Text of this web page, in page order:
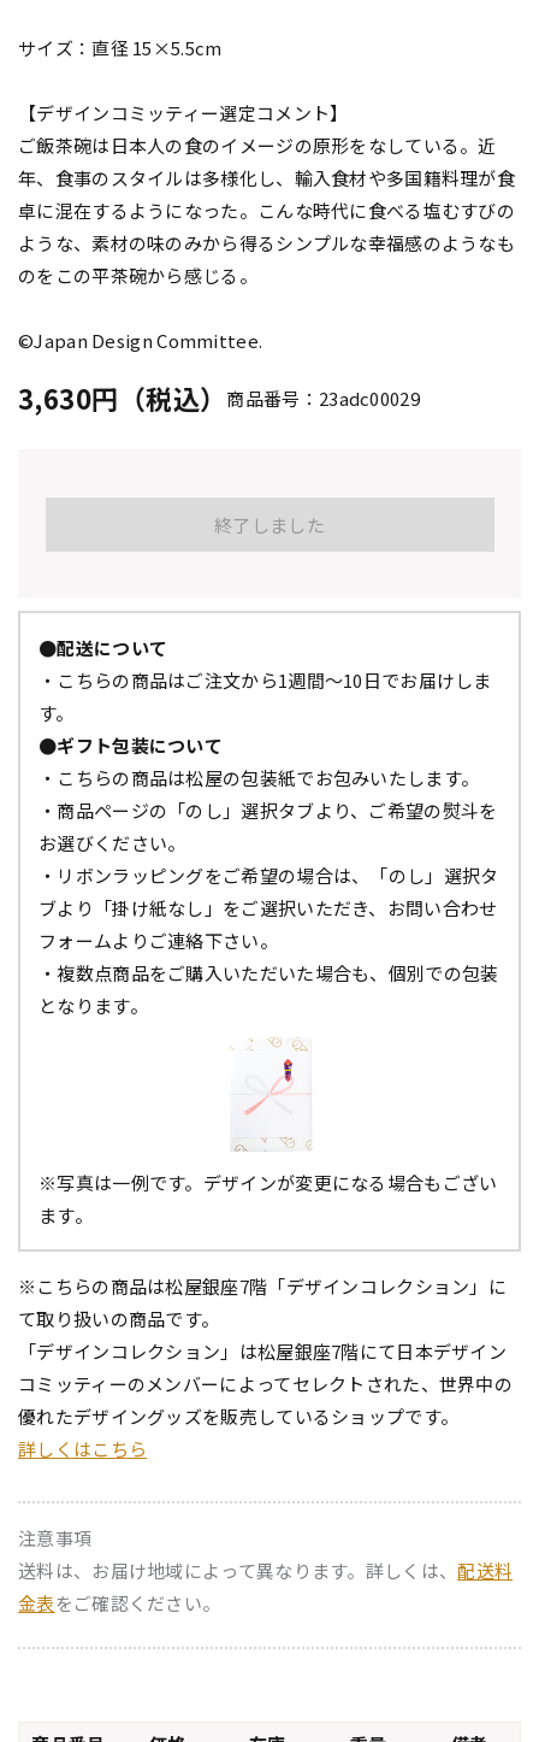
サイズ：直径 15×5.5cm
【デザインコミッティー選定コメント】
ご飯茶碗は日本人の食のイメージの原形をなしている。近
年、食事のスタイルは多様化し、輸入食材や多国籍料理が食
卓に混在するようになった。こんな時代に食べる塩むすびの
ような、素材の味のみから得るシンプルな幸福感のようなも
のをこの平茶碗から感じる。
©Japan Design Committee.
3,630円（税込） 商品番号：23adc00029
終了しました
●配送について
・こちらの商品はご注文から1週間～10日でお届けしま
す。
●ギフト包装について
・こちらの商品は松屋の包装紙でお包みいたします。
・商品ページの「のし」選択タブより、ご希望の熨斗を
お選びください。
・リボンラッピングをご希望の場合は、「のし」選択タ
ブより「掛け紙なし」をご選択いただき、お問い合わせ
フォームよりご連絡下さい。
・複数点商品をご購入いただいた場合も、個別での包装
となります。
※写真は一例です。デザインが変更になる場合もござい
ます。
※こちらの商品は松屋銀座7階「デザインコレクション」に
て取り扱いの商品です。
「デザインコレクション」は松屋銀座7階にて日本デザイン
コミッティーのメンバーによってセレクトされた、世界中の
優れたデザイングッズを販売しているショップです。
詳しくはこちら
注意事項
送料は、お届け地域によって異なります。詳しくは、配送料
金表をご確認ください。